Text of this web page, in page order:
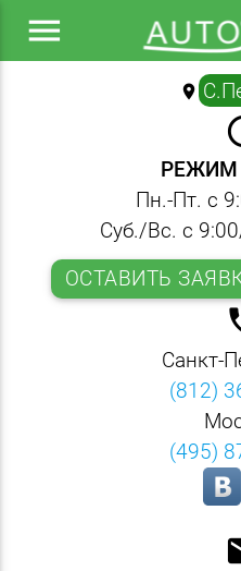
menu
location_on
РЕЖИМ
Пн.-Пт. с
Суб./Вс. с
ОСТАВИТЬ
Санкт-
(812)
(495)